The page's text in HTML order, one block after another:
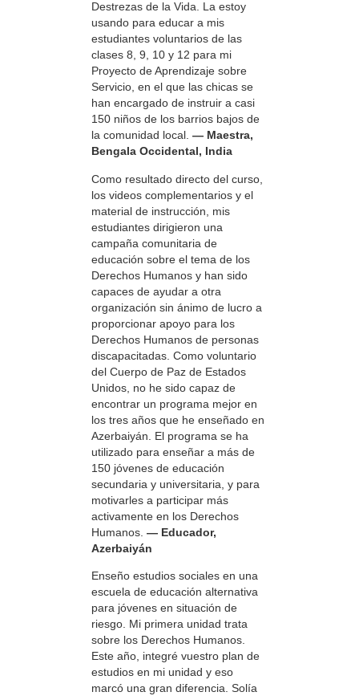
Destrezas de la Vida. La estoy
usando para educar a mis
estudiantes voluntarios de las
clases 8, 9, 10 y 12 para mi
Proyecto de Aprendizaje sobre
Servicio, en el que las chicas se
han encargado de instruir a casi
150 niños de los barrios bajos de
la comunidad local. — Maestra,
Bengala Occidental, India
Como resultado directo del curso,
los videos complementarios y el
material de instrucción, mis
estudiantes dirigieron una
campaña comunitaria de
educación sobre el tema de los
Derechos Humanos y han sido
capaces de ayudar a otra
organización sin ánimo de lucro a
proporcionar apoyo para los
Derechos Humanos de personas
discapacitadas. Como voluntario
del Cuerpo de Paz de Estados
Unidos, no he sido capaz de
encontrar un programa mejor en
los tres años que he enseñado en
Azerbaiyán. El programa se ha
utilizado para enseñar a más de
150 jóvenes de educación
secundaria y universitaria, y para
motivarles a participar más
activamente en los Derechos
Humanos. — Educador,
Azerbaiyán
Enseño estudios sociales en una
escuela de educación alternativa
para jóvenes en situación de
riesgo. Mi primera unidad trata
sobre los Derechos Humanos.
Este año, integré vuestro plan de
estudios en mi unidad y eso
marcó una gran diferencia. Solía